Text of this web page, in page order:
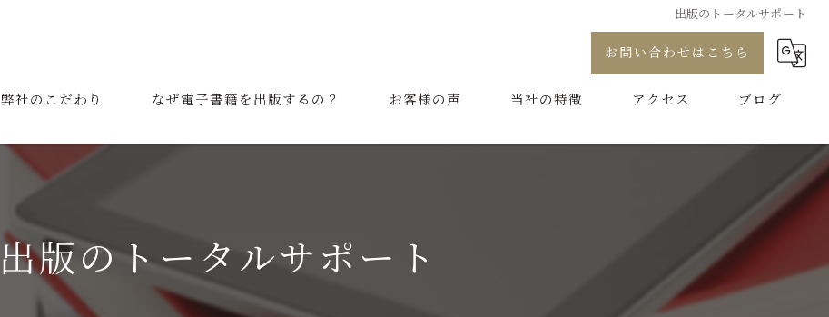
出版のトータルサポート
お問い合わせはこちら
弊社のこだわり
代表挨拶
なぜ電子書籍を出版するの？ お客様の声 当社の特徴 アクセス ブログ
出版のトータルサポート